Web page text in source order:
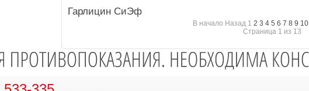
Гарлицин СиЭф
В начало Назад 1 2 3 4 5 6 7 8 9 10
Страница 1 из 13